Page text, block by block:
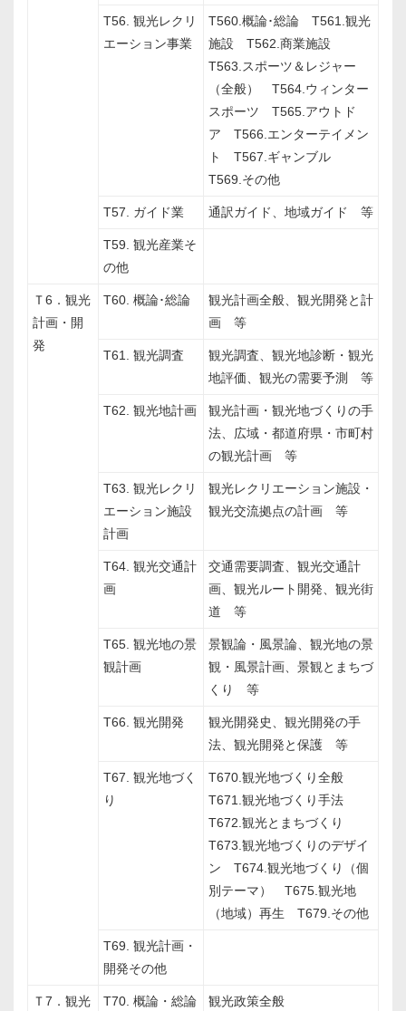
T56. 観光レクリ
エーション事業
T560.概論･総論 T561.観光
施設 T562.商業施設
T563.スポーツ＆レジャー
（全般） T564.ウィンター
スポーツ T565.アウトド
ア T566.エンターテイメン
ト T567.ギャンブル
T569.その他
T57. ガイド業 通訳ガイド、地域ガイド 等
T59. 観光産業そ
の他
Ｔ6．観光
計画・開
発
T60. 概論･総論
観光計画全般、観光開発と計
画 等
T61. 観光調査
観光調査、観光地診断・観光
地評価、観光の需要予測 等
T62. 観光地計画
観光計画・観光地づくりの手
法、広域・都道府県・市町村
の観光計画 等
T63. 観光レクリ
エーション施設
計画
観光レクリエーション施設・
観光交流拠点の計画 等
T64. 観光交通計
画
交通需要調査、観光交通計
画、観光ルート開発、観光街
道 等
T65. 観光地の景
観計画
景観論・風景論、観光地の景
観・風景計画、景観とまちづ
くり 等
T66. 観光開発
観光開発史、観光開発の手
法、観光開発と保護 等
T67. 観光地づく
り
T670.観光地づくり全般
T671.観光地づくり手法
T672.観光とまちづくり
T673.観光地づくりのデザイ
ン T674.観光地づくり（個
別テーマ） T675.観光地
（地域）再生 T679.その他
T69. 観光計画・
開発その他
Ｔ7．観光
T70. 概論・総論 観光政策全般